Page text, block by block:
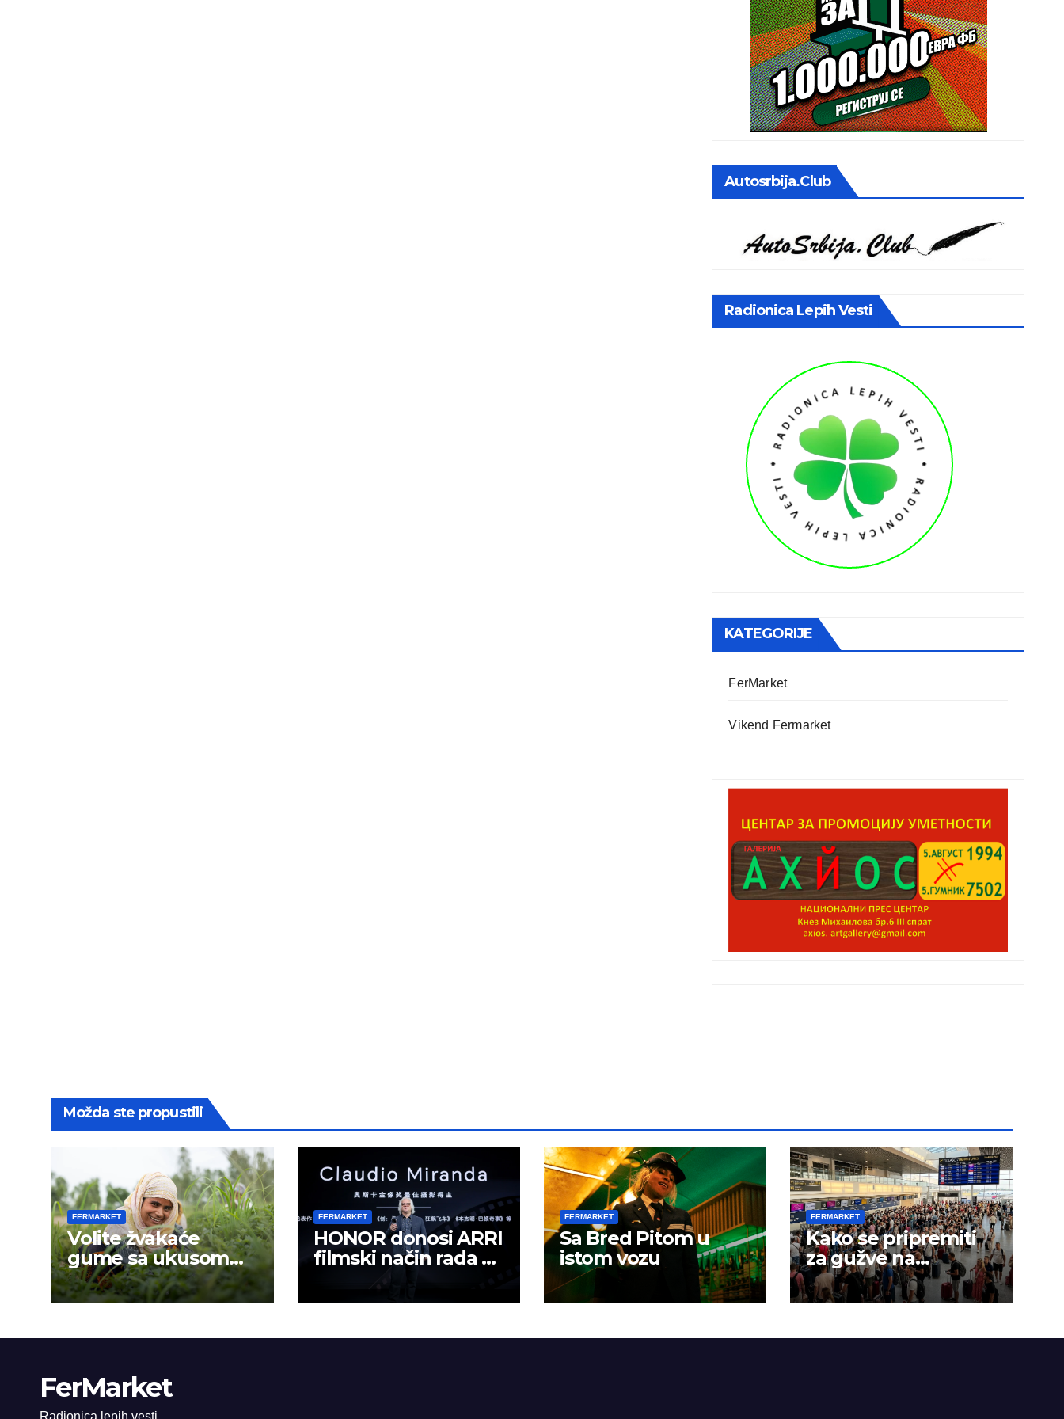
Autosrbija.club
Radionica Lepih Vesti
KATEGORIJE
FerMarket
Vikend Fermarket
Možda ste propustili
FERMARKET
Volite žvakaće
gume sa ukusom
mentola?
FERMARKET
HONOR donosi ARRI
filmski način rada u
mobilno kreiranje
sadržaja
FERMARKET
Sa Bred Pitom u
istom vozu
FERMARKET
Kako se pripremiti
za gužve na
aerodromima?
FerMarket
Radionica lepih vesti